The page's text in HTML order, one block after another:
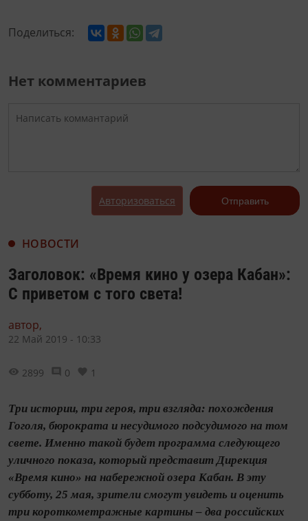
Поделиться:
Нет комментариев
Авторизоваться Отправить
НОВОСТИ
Заголовок: «Время кино у озера Кабан»:
С приветом с того света!
автор,
22 Май 2019 - 10:33
2899 0 1
Три истории, три героя, три взгляда: похождения
Гоголя, бюрократа и несудимого подсудимого на том
свете. Именно такой будет программа следующего
уличного показа, который представит Дирекция
«Время кино» на набережной озера Кабан. В эту
субботу, 25 мая, зрители смогут увидеть и оценить
три короткометражные картины – два российских